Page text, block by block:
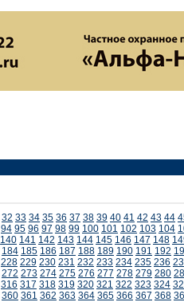
32 33 34 35 36 37 38 39 40 41 42 43 44
94 95 96 97 98 99 100 101 102 103 104
140 141 142 143 144 145 146 147 148
184 185 186 187 188 189 190 191 192
228 229 230 231 232 233 234 235 236
272 273 274 275 276 277 278 279 280
316 317 318 319 320 321 322 323 324
360 361 362 363 364 365 366 367 368